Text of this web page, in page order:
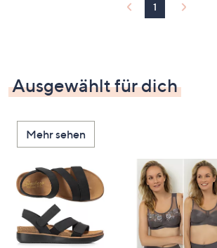
1
Ausgewählt für dich
Mehr sehen